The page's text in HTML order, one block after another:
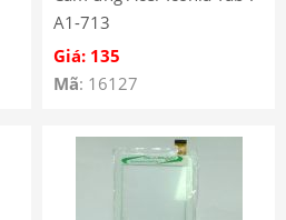
A1-713
Giá: 135
Mã: 16127